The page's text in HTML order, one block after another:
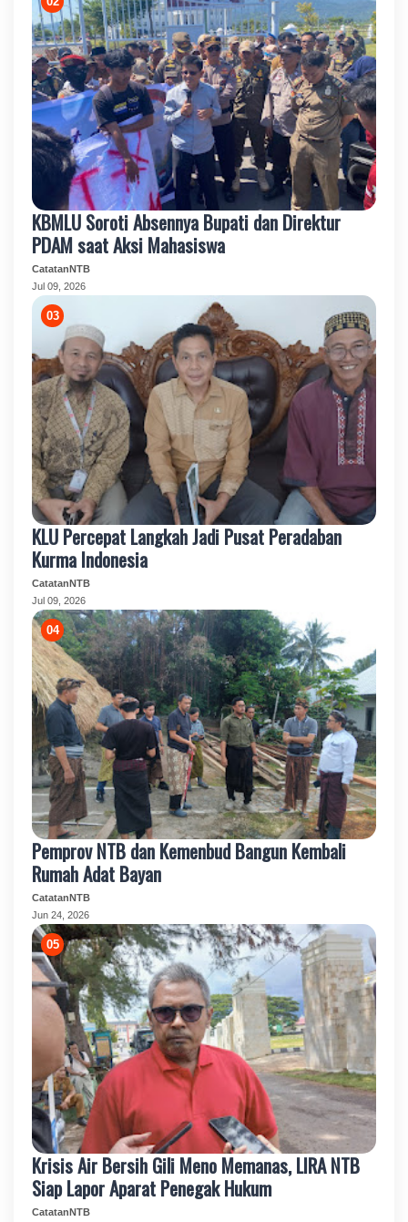
KBMLU Soroti Absennya Bupati dan Direktur
PDAM saat Aksi Mahasiswa
CatatanNTB
Jul 09, 2026
KLU Percepat Langkah Jadi Pusat Peradaban
Kurma Indonesia
CatatanNTB
Jul 09, 2026
Pemprov NTB dan Kemenbud Bangun Kembali
Rumah Adat Bayan
CatatanNTB
Jun 24, 2026
Krisis Air Bersih Gili Meno Memanas, LIRA NTB
Siap Lapor Aparat Penegak Hukum
CatatanNTB